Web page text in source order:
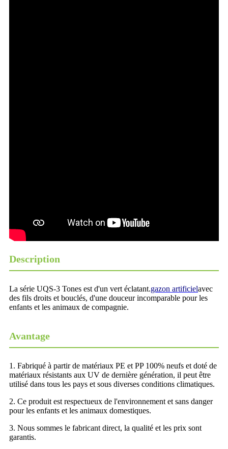
Description
La série UQS-3 Tones est d'un vert éclatant.gazon artificielavec
des fils droits et bouclés, d'une douceur incomparable pour les
enfants et les animaux de compagnie.
Avantage
1. Fabriqué à partir de matériaux PE et PP 100% neufs et doté de
matériaux résistants aux UV de dernière génération, il peut être
utilisé dans tous les pays et sous diverses conditions climatiques.
2. Ce produit est respectueux de l'environnement et sans danger
pour les enfants et les animaux domestiques.
3. Nous sommes le fabricant direct, la qualité et les prix sont
garantis.